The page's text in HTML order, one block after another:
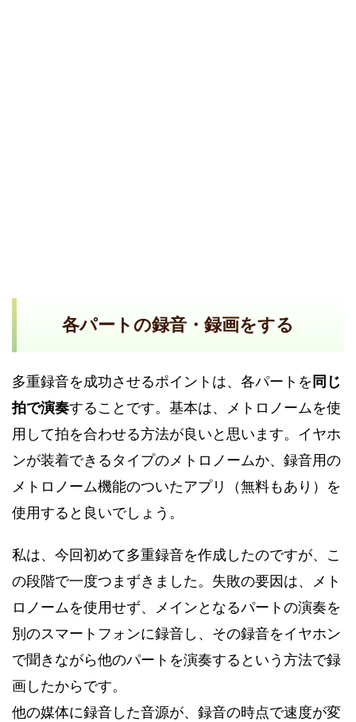
各パートの録音・録画をする
多重録音を成功させるポイントは、各パートを 同じ
拍で演奏することです。基本は、メトロノームを使
用して拍を合わせる方法が良いと思います。イヤホ
ンが装着できるタイプのメトロノームか、録音用の
メトロノーム機能のついたアプリ（無料もあり）を
使用すると良いでしょう。
私は、今回初めて多重録音を作成したのですが、こ
の段階で一度つまずきました。失敗の要因は、メト
ロノームを使用せず、メインとなるパートの演奏を
別のスマートフォンに録音し、その録音をイヤホン
で聞きながら他のパートを演奏するという方法で録
画したからです。
他の媒体に録音した音源が、録音の時点で速度が変